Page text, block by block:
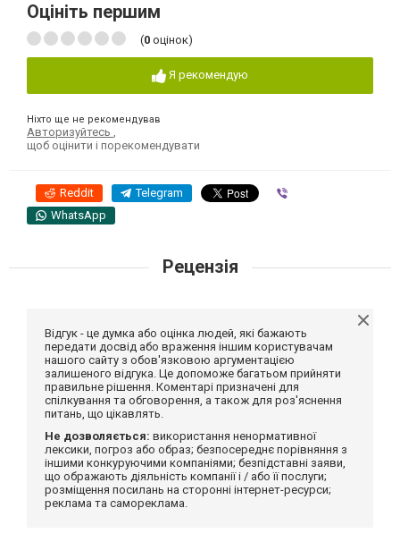
Оцініть першим
(0 оцінок)
Я рекомендую
Ніхто ще не рекомендував
Авторизуйтесь
щоб оцінити і порекомендувати
Reddit Telegram
WhatsApp
Рецензія
Відгук - це думка або оцінка людей, які бажають
передати досвід або враження іншим користувачам
нашого сайту з обов'язковою аргументацією
залишеного відгука. Це допоможе багатьом прийняти
правильне рішення. Коментарі призначені для
спілкування та обговорення, а також для роз'яснення
питань, що цікавлять.
Не дозволяється: використання ненормативної
лексики, погроз або образ; безпосереднє порівняння з
іншими конкуруючими компаніями; безпідставні заяви,
що ображають діяльність компанії і / або її послуги;
розміщення посилань на сторонні інтернет-ресурси;
реклама та самореклама.